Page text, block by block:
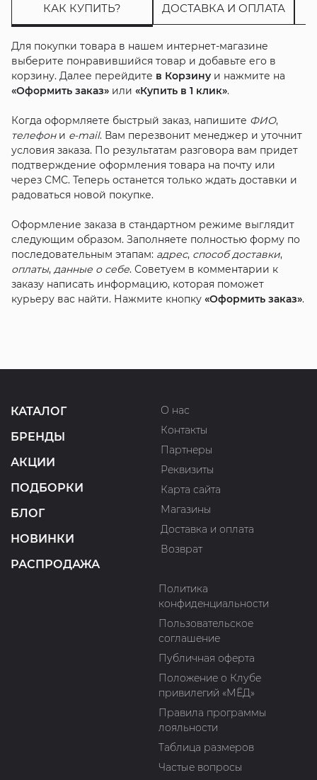
КАК КУПИТЬ? ДОСТАВКА И ОПЛАТА
Для покупки товара в нашем интернет-магазине
выберите понравившийся товар и добавьте его в
корзину. Далее перейдите в Корзинуи нажмите на
«Оформить заказ»или «Купить в 1 клик».
Когда оформляете быстрый заказ, напишите ФИО,
телефони e-mail. Вам перезвонит менеджер и уточнит
условия заказа. По результатам разговора вам придет
подтверждение оформления товара на почту или
через СМС. Теперь останется только ждать доставки и
радоваться новой покупке.
Оформление заказа в стандартном режиме выглядит
следующим образом. Заполняете полностью форму по
последовательным этапам: адрес, способ доставки,
оплаты, данные о себе. Советуем в комментарии к
заказу написать информацию, которая поможет
курьеру вас найти. Нажмите кнопку «Оформить заказ».
КАТАЛОГ
БРЕНДЫ
АКЦИИ
ПОДБОРКИ
БЛОГ
НОВИНКИ
РАСПРОДАЖА
О нас
Контакты
Партнеры
Реквизиты
Карта сайта
Магазины
Доставка и оплата
Возврат
Политика
конфиденциальности
Пользовательское
соглашение
Публичная оферта
Положение о Клубе
привилегий «МЁД»
Правила программы
лояльности
Таблица размеров
Частые вопросы